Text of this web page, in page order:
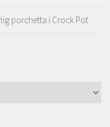
porchetta i Crock Pot